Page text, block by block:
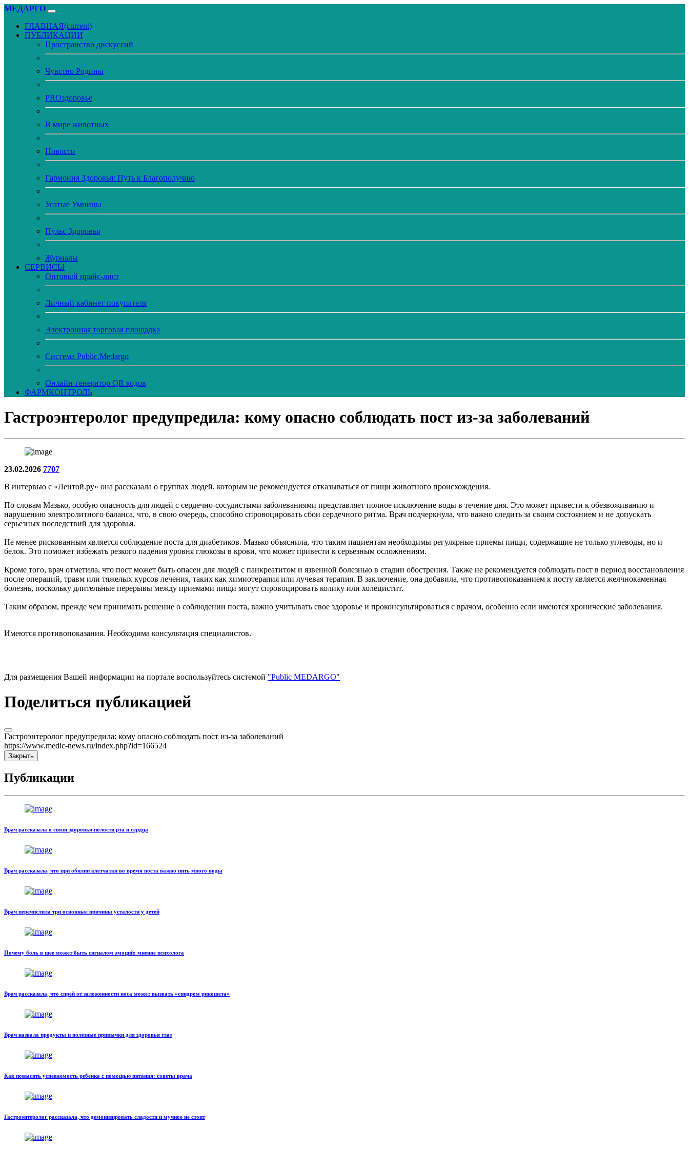
МЕДАРГО
ГЛАВНАЯ(current)
ПУБЛИКАЦИИ
Пространство дискуссий
Чувство Родины
PROздоровье
В мире животных
Новости
Гармония Здоровья: Путь к Благополучию
Усатые Умницы
Пульс Здоровья
Журналы
CЕРВИСЫ
Оптовый прайс-лист
Личный кабинет покупателя
Электронная торговая площадка
Система Public.Medargo
Онлайн-генератор QR кодов
ФАРМКОНТРОЛЬ
Гастроэнтеролог предупредила: кому опасно соблюдать пост из-за заболеваний
23.02.2026 7707
В интервью с «Лентой.ру» она рассказала о группах людей, которым не рекомендуется отказываться от пищи животного происхождения.
По словам Мазько, особую опасность для людей с сердечно-сосудистыми заболеваниями представляет полное исключение воды в течение дня. Это может привести к обезвоживанию и
нарушению электролитного баланса, что, в свою очередь, способно спровоцировать сбои сердечного ритма. Врач подчеркнула, что важно следить за своим состоянием и не допускать
серьезных последствий для здоровья.
Не менее рискованным является соблюдение поста для диабетиков. Мазько объяснила, что таким пациентам необходимы регулярные приемы пищи, содержащие не только углеводы, но и
белок. Это поможет избежать резкого падения уровня глюкозы в крови, что может привести к серьезным осложнениям.
Кроме того, врач отметила, что пост может быть опасен для людей с панкреатитом и язвенной болезнью в стадии обострения. Также не рекомендуется соблюдать пост в период восстановления
после операций, травм или тяжелых курсов лечения, таких как химиотерапия или лучевая терапия. В заключение, она добавила, что противопоказанием к посту является желчнокаменная
болезнь, поскольку длительные перерывы между приемами пищи могут спровоцировать колику или холецистит.
Таким образом, прежде чем принимать решение о соблюдении поста, важно учитывать свое здоровье и проконсультироваться с врачом, особенно если имеются хронические заболевания.
Имеются противопоказания. Необходима консультация специалистов.
Для размещения Вашей информации на портале воспользуйтесь системой "Public MEDARGO"
Поделиться публикацией
Гастроэнтеролог предупредила: кому опасно соблюдать пост из-за заболеваний
https://www.medic-news.ru/index.php?id=166524
Закрыть
Публикации
Врач рассказала о связи здоровья полости рта и сердца
Врач рассказала, что при обилии клетчатки во время поста важно пить много воды
Врач перечислила три основные причины усталости у детей
Почему боль в шее может быть сигналом эмоций: мнение психолога
Врач рассказала, что спрей от заложенности носа может вызвать «синдром рикошета»
Врач назвала продукты и полезные привычки для здоровья глаз
Как повысить успеваемость ребенка с помощью питания: советы врача
Гастроэнтеролог рассказала, что демонизировать сладости и мучное не стоит